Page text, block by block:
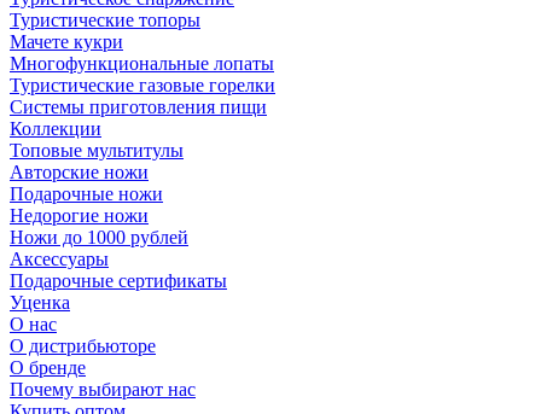
Туристические топоры
Мачете кукри
Многофункциональные лопаты
Туристические газовые горелки
Системы приготовления пищи
Коллекции
Топовые мультитулы
Авторские ножи
Подарочные ножи
Недорогие ножи
Ножи до 1000 рублей
Аксессуары
Подарочные сертификаты
Уценка
О нас
О дистрибьюторе
О бренде
Почему выбирают нас